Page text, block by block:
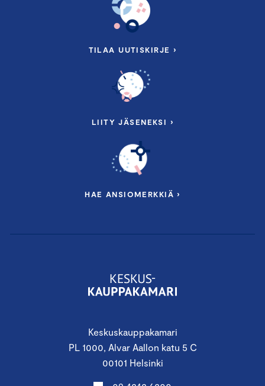
Keskuskauppakamari
PL 1000, Alvar Aallon katu 5 C
00101 Helsinki
TILAA UUTISKIRJE ›
LIITY JÄSENEKSI ›
HAE ANSIOMERKKIÄ ›